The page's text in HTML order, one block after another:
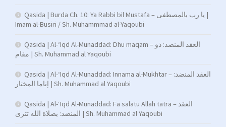
Qasida | Burda Ch. 10: Ya Rabbi bil Mustafa – يا رب بالمصطفى |
Imam al-Busiri / Sh. Muhammmad al-Yaqoubi
Qasida | Al-‘Iqd Al-Munaddad: Dhu maqam – العقد المنضد: ذو
مقام | Sh. Muhammad al Yaqoubi
Qasida | Al-‘Iqd Al-Munaddad: Innama al-Mukhtar – العقد المنضد:
إناما المختار | Sh. Muhammad al Yaqoubi
Qasida | Al-‘Iqd Al-Munaddad: Fa salatu Allah tatra – العقد
المنضد: بصلاة الله تترى | Sh. Muhammad al Yaqoubi